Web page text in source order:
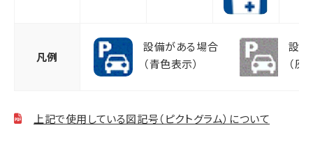
凡例
設備がある場合
（青色表示）
設
（灰
上記で使用している図記号（ピクトグラム）について